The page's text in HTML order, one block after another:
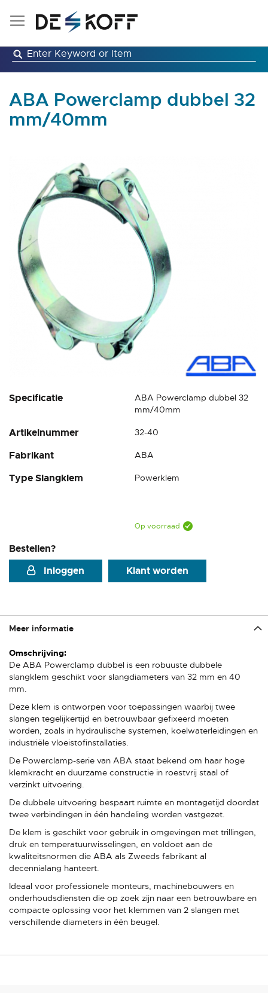
Ga
inhoud
ABA Powerclamp dubbel 32
mm/40mm
Specificatie
ABA Powerclamp dubbel 32
mm/40mm
Artikelnummer 32-40
Fabrikant ABA
Type Slangklem Powerklem
Op voorraad
Bestellen?
Inloggen
Klant worden
afbeeldingen-
gallerij
Ga
begin
de
gallerij
Meer informatie
Meer
informatie
De ABA Powerclamp dubbel is een robuuste dubbele
slangklem geschikt voor slangdiameters van 32 mm en 40
mm.
Deze klem is ontworpen voor toepassingen waarbij twee
slangen tegelijkertijd en betrouwbaar gefixeerd moeten
worden, zoals in hydraulische systemen, koelwaterleidingen en
industriële vloeistofinstallaties.
De Powerclamp-serie van ABA staat bekend om haar hoge
klemkracht en duurzame constructie in roestvrij staal of
verzinkt uitvoering.
De dubbele uitvoering bespaart ruimte en montagetijd doordat
twee verbindingen in één handeling worden vastgezet.
De klem is geschikt voor gebruik in omgevingen met trillingen,
druk en temperatuurwisselingen, en voldoet aan de
kwaliteitsnormen die ABA als Zweeds fabrikant al
decennialang hanteert.
Ideaal voor professionele monteurs, machinebouwers en
onderhoudsdiensten die op zoek zijn naar een betrouwbare en
compacte oplossing voor het klemmen van 2 slangen met
verschillende diameters in één beugel.